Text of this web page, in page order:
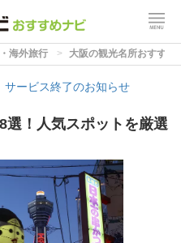
海外旅行 大阪の観光名所おすすめ
サービス終了のお知らせ
選！人気スポットを厳選